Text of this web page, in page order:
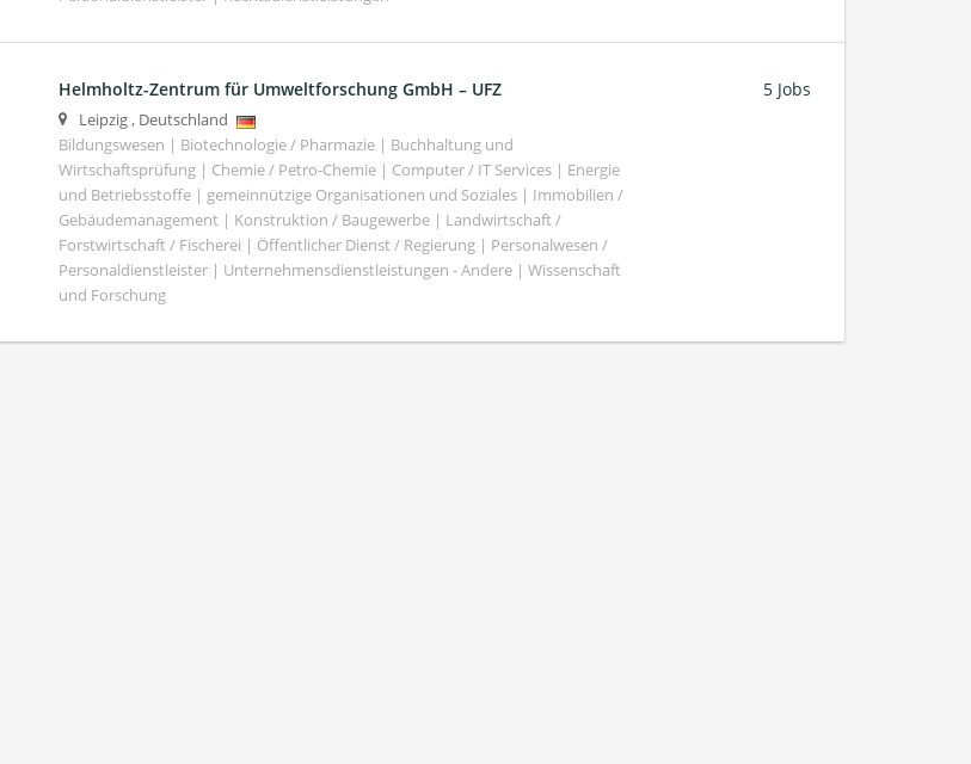
Helmholtz-Zentrum für Umweltforschung GmbH – UFZ
Leipzig, Deutschland
Bildungswesen | Biotechnologie / Pharmazie | Buchhaltung und
Wirtschaftsprüfung | Chemie / Petro-Chemie | Computer / IT Services | Energie
und Betriebsstoffe | gemeinnützige Organisationen und Soziales | Immobilien /
Gebäudemanagement | Konstruktion / Baugewerbe | Landwirtschaft /
Forstwirtschaft / Fischerei | Öffentlicher Dienst / Regierung | Personalwesen /
Personaldienstleister | Unternehmensdienstleistungen - Andere | Wissenschaft
und Forschung
5 Jobs